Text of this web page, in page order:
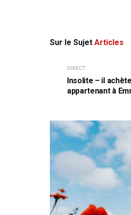
Sur le Sujet Articles
DIRECT
Insolite – il
appartenant à